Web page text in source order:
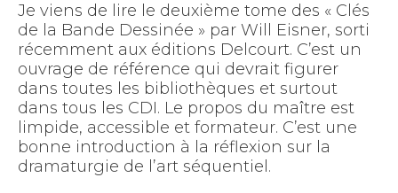
Je viens de lire le deuxième tome des « Clés
de la Bande Dessinée » par Will Eisner, sorti
récemment aux éditions Delcourt. C’est un
ouvrage de référence qui devrait figurer
dans toutes les bibliothèques et surtout
dans tous les CDI. Le propos du maître est
limpide, accessible et formateur. C’est une
bonne introduction à la réflexion sur la
dramaturgie de l’art séquentiel.